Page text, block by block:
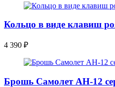
Кольцо в виде клавиш
4 390 ₽
Брошь Самолет АН-12